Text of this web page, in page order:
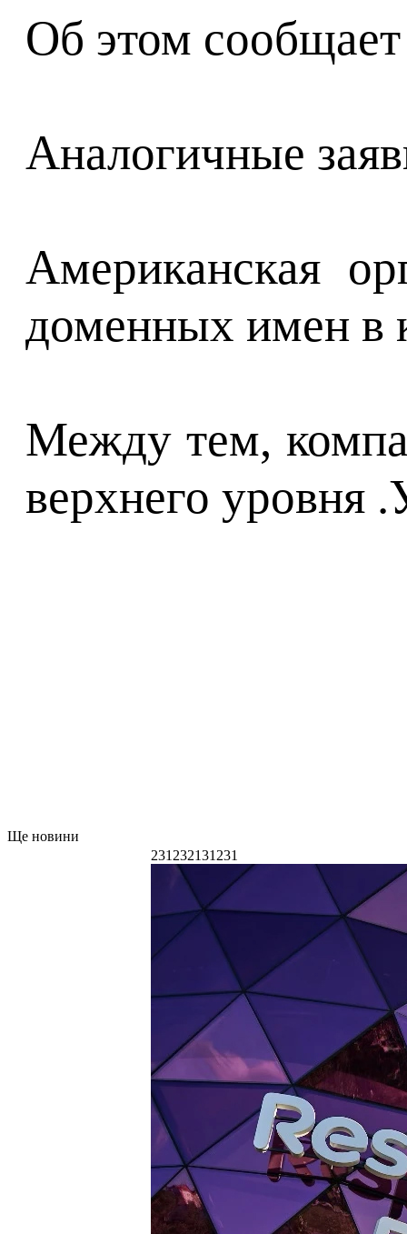
Об этом
Аналогичные
Американская
доменных имен в
Между тем,
верхнего уровня
Ще новини
231232131231